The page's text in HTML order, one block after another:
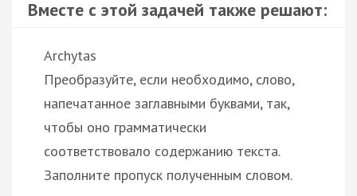
Вместе с этой задачей также решают:
Archytas
Преобразуйте, если необходимо, слово,
напечатанное заглавными буквами, так,
чтобы оно грамматически
соответствовало содержанию текста.
Заполните пропуск полученным словом.